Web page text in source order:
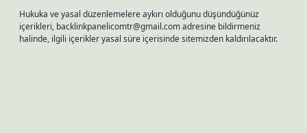
Hukuka ve yasal düzenlemelere aykırı olduğunu düşündüğünüz
içerikleri, backlinkpanelicomtr@gmail.comadresine bildirmeniz
halinde, ilgili içerikler yasal süre içerisinde sitemizden kaldırılacaktır.